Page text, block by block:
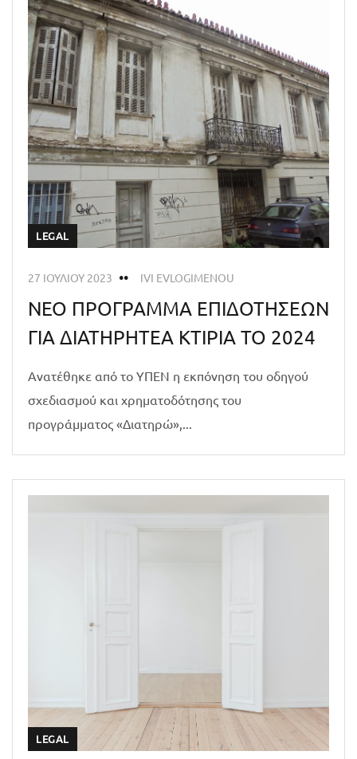
LEGAL
27 ΙΟΥΛΊΟΥ 2023 IVI EVLOGIMENOU
NEO ΠΡΟΓΡΑΜΜΑ ΕΠΙΔΟΤΗΣΕΩΝ
ΓΙΑ ΔΙΑΤΗΡΗΤΕΑ ΚΤΙΡΙΑ ΤΟ 2024
Ανατέθηκε από το ΥΠΕΝ η εκπόνηση του οδηγού
σχεδιασμού και χρηματοδότησης του
προγράμματος «Διατηρώ»,...
LEGAL